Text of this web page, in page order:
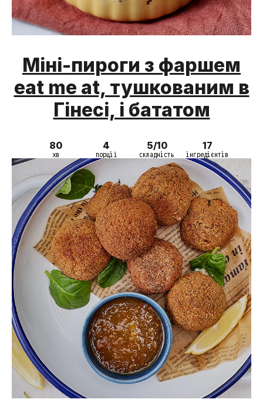
Міні-пироги з фаршем
eat me at, тушкованим в
Гінесі, і бататом
80
хв
4
порції
5/10
складність
17
інгредієнтів